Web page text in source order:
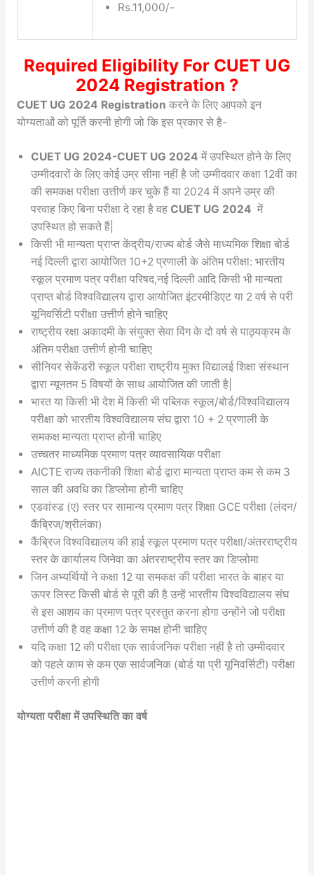
Rs.11,000/-
Required Eligibility For CUET UG
2024 Registration ?
CUET UG 2024 Registration करने के लिए आपको इन
योग्यताओं को पूर्ति करनी होगी जो कि इस प्रकार से है-
CUET UG 2024-CUET UG 2024 में उपस्थित होने के लिए
उम्मीदवारों के लिए कोई उम्र सीमा नहीं है जो उम्मीदवार कक्षा 12वीं का
की समकक्ष परीक्षा उत्तीर्ण कर चुके हैं या 2024 में अपने उम्र की
परवाह किए बिना परीक्षा दे रहा है वह CUET UG 2024 में
उपस्थित हो सकते हैं|
किसी भी मान्यता प्राप्त केंद्रीय/राज्य बोर्ड जैसे माध्यमिक शिक्षा बोर्ड
नई दिल्ली द्वारा आयोजित 10+2 प्रणाली के अंतिम परीक्षा: भारतीय
स्कूल प्रमाण पत्र परीक्षा परिषद,नई दिल्ली आदि किसी भी मान्यता
प्राप्त बोर्ड विश्वविद्यालय द्वारा आयोजित इंटरमीडिएट या 2 वर्ष से परी
यूनिवर्सिटी परीक्षा उत्तीर्ण होने चाहिए
राष्ट्रीय रक्षा अकादमी के संयुक्त सेवा विंग के दो वर्ष से पाठ्यक्रम के
अंतिम परीक्षा उत्तीर्ण होनी चाहिए
सीनियर सेकेंडरी स्कूल परीक्षा राष्ट्रीय मुक्त विद्यालई शिक्षा संस्थान
द्वारा न्यूनतम 5 विषयों के साथ आयोजित की जाती है|
भारत या किसी भी देश में किसी भी पब्लिक स्कूल/बोर्ड/विश्वविद्यालय
परीक्षा को भारतीय विश्वविद्यालय संघ द्वारा 10 + 2 प्रणाली के
समकक्ष मान्यता प्राप्त होनी चाहिए
उच्चतर माध्यमिक प्रमाण पत्र व्यावसायिक परीक्षा
AICTE राज्य तकनीकी शिक्षा बोर्ड द्वारा मान्यता प्राप्त कम से कम 3
साल की अवधि का डिप्लोमा होनी चाहिए
एडवांस्ड (ए) स्तर पर सामान्य प्रमाण पत्र शिक्षा GCE परीक्षा (लंदन/
कैंब्रिज/श्रीलंका)
कैंब्रिज विश्वविद्यालय की हाई स्कूल प्रमाण पत्र परीक्षा/अंतरराष्ट्रीय
स्तर के कार्यालय जिनेवा का अंतरराष्ट्रीय स्तर का डिप्लोमा
जिन अभ्यर्थियों ने कक्षा 12 या समकक्ष की परीक्षा भारत के बाहर या
ऊपर लिस्ट किसी बोर्ड से पूरी की है उन्हें भारतीय विश्वविद्यालय संघ
से इस आशय का प्रमाण पत्र प्रस्तुत करना होगा उन्होंने जो परीक्षा
उत्तीर्ण की है वह कक्षा 12 के समक्ष होनी चाहिए
यदि कक्षा 12 की परीक्षा एक सार्वजनिक परीक्षा नहीं है तो उम्मीदवार
को पहले काम से कम एक सार्वजनिक (बोर्ड या प्री यूनिवर्सिटी) परीक्षा
उत्तीर्ण करनी होगी
योग्यता परीक्षा में उपस्थिति का वर्ष